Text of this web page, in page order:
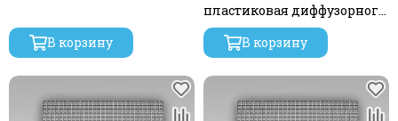
В корзину
пластиковая диффузорного
типа ВанВент
В корзину